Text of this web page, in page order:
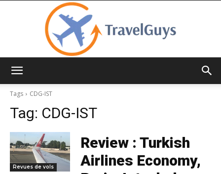
Tags
CDG-IST
Tag: CDG-IST
Revues de vols
Review : Turkish
Airlines Economy,